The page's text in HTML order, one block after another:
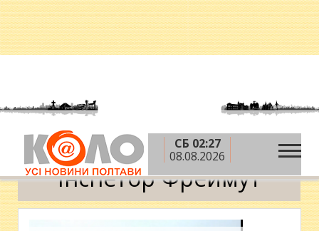
СБ 02:27
08.08.2026
Головна » Інспетор Фреймут
Інспетор Фреймут